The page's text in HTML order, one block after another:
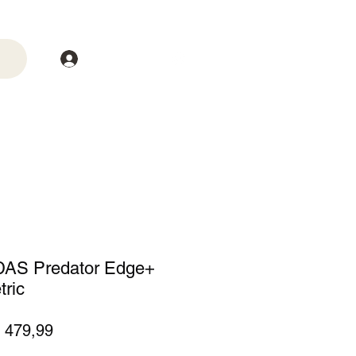
Predator Edge+
479,99Preço